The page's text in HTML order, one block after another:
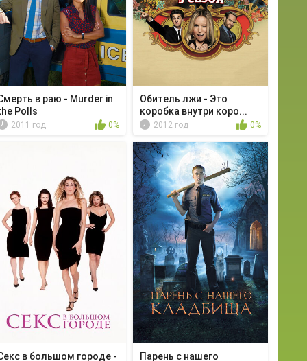
в раю - Murder in
Polls
2011 год 0%
Обитель лжи - Это
коробка внутри коро...
2012 год 0%
в большом городе - Парень с нашего